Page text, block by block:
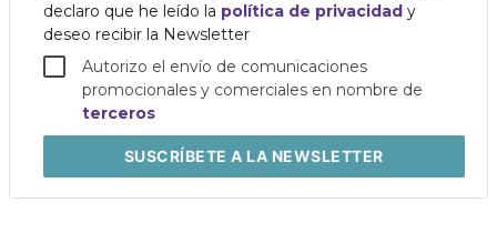
declaro que he leído la política de privacidad y
deseo recibir la Newsletter
Autorizo el envío de comunicaciones
promocionales y comerciales en nombre de
terceros
SUSCRÍBETEA LA NEWSLETTER